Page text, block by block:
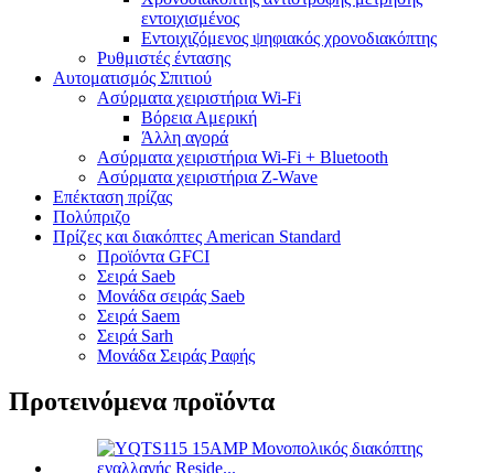
εντοιχισμένος
Εντοιχιζόμενος ψηφιακός χρονοδιακόπτης
Ρυθμιστές έντασης
Αυτοματισμός Σπιτιού
Ασύρματα χειριστήρια Wi-Fi
Βόρεια Αμερική
Άλλη αγορά
Ασύρματα χειριστήρια Wi-Fi + Bluetooth
Ασύρματα χειριστήρια Z-Wave
Επέκταση πρίζας
Πολύπριζο
Πρίζες και διακόπτες American Standard
Προϊόντα GFCI
Σειρά Saeb
Μονάδα σειράς Saeb
Σειρά Saem
Σειρά Sarh
Μονάδα Σειράς Ραφής
Προτεινόμενα προϊόντα